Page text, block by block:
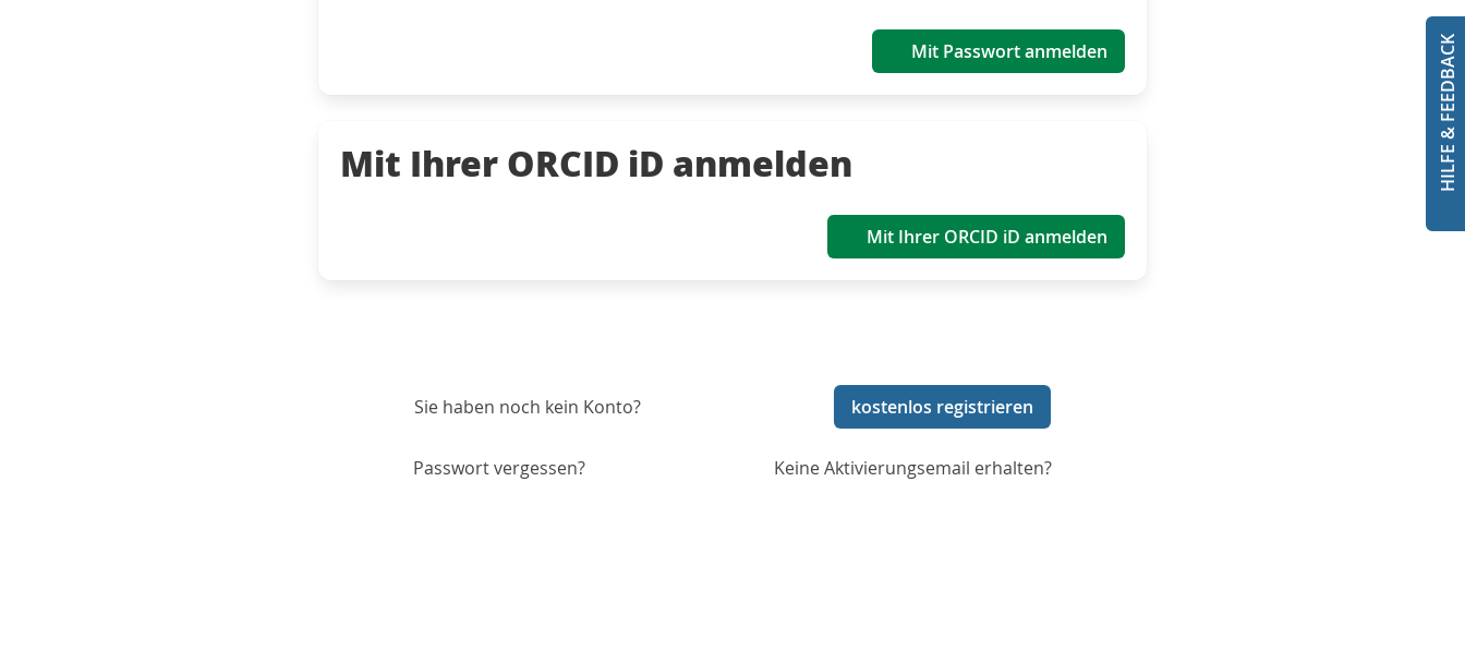
HILFE & FEEDBACK
Mit Passwort anmelden
Mit Ihrer ORCID iD anmelden
Mit Ihrer ORCID iD anmelden
Sie haben noch kein Konto? kostenlos registrieren
Passwort vergessen? Keine Aktivierungsemail erhalten?